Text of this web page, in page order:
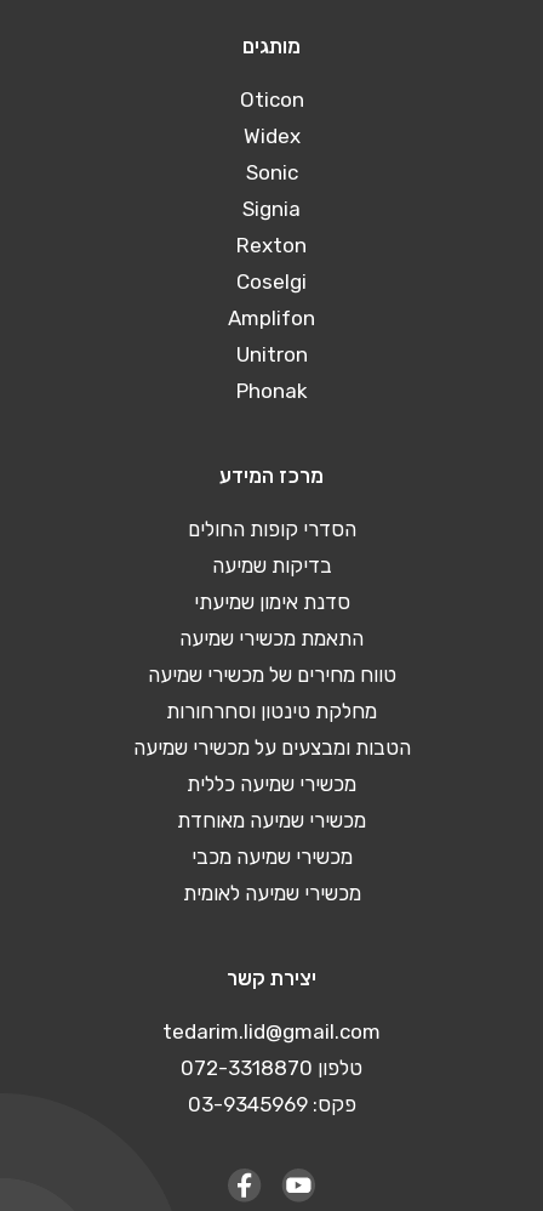
מותגים
Oticon
Widex
Sonic
Signia
Rexton
Coselgi
Amplifon
Unitron
Phonak
מרכז המידע
הסדרי קופות החולים
בדיקות שמיעה
סדנת אימון שמיעתי
התאמת מכשירי שמיעה
טווח מחירים של מכשירי שמיעה
מחלקת טינטון וסחרחורות
הטבות ומבצעים על מכשירי שמיעה
מכשירי שמיעה כללית
מכשירי שמיעה מאוחדת
מכשירי שמיעה מכבי
מכשירי שמיעה לאומית
יצירת קשר
tedarim.lid@gmail.com
טלפון 072-3318870
פקס: 03-9345969